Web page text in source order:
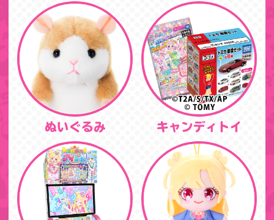
ぬいぐるみ キャンディトイ